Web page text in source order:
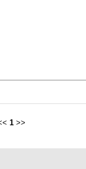
1 >>